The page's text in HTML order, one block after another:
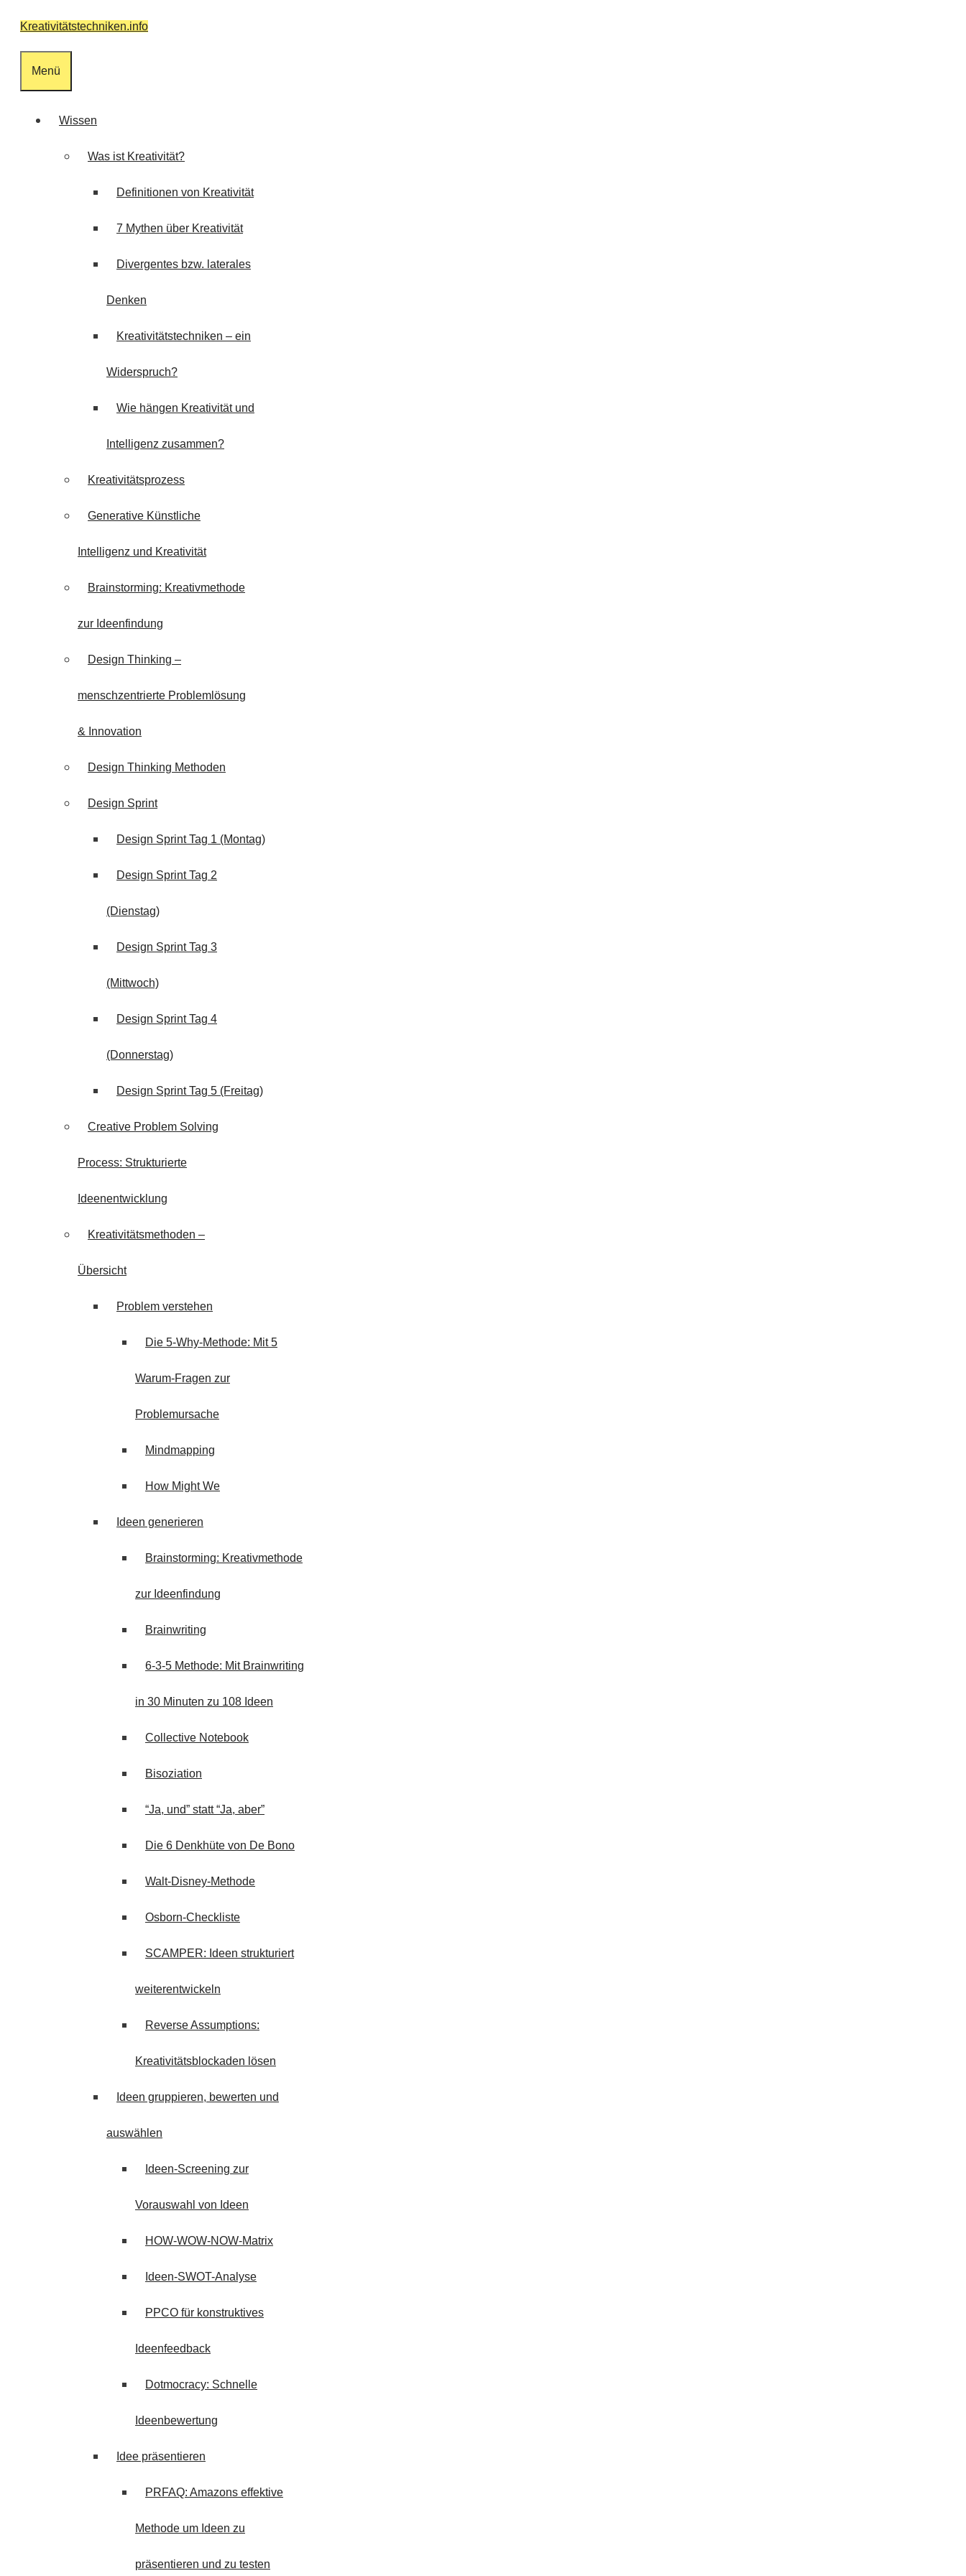
ZumKreativitätstechniken.info
Menü
Wissen
Was ist Kreativität?
Definitionen von Kreativität
7 Mythen über Kreativität
Divergentes bzw. laterales
Denken
Kreativitätstechniken – ein
Widerspruch?
Wie hängen Kreativität und
Intelligenz zusammen?
Kreativitätsprozess
Generative Künstliche
Intelligenz und Kreativität
Brainstorming: Kreativmethode
zur Ideenfindung
Design Thinking –
menschzentrierte Problemlösung
& Innovation
Design Thinking Methoden
Design Sprint
Design Sprint Tag 1 (Montag)
Design Sprint Tag 2
(Dienstag)
Design Sprint Tag 3
(Mittwoch)
Design Sprint Tag 4
(Donnerstag)
Design Sprint Tag 5 (Freitag)
Creative Problem Solving
Process: Strukturierte
Ideenentwicklung
Kreativitätsmethoden –
Übersicht
Problem verstehen
Die 5-Why-Methode: Mit 5
Warum-Fragen zur
Problemursache
Mindmapping
How Might We
Ideen generieren
Brainstorming: Kreativmethode
zur Ideenfindung
Brainwriting
6-3-5 Methode: Mit Brainwriting
in 30 Minuten zu 108 Ideen
Collective Notebook
Bisoziation
“Ja, und” statt “Ja, aber”
Die 6 Denkhüte von De Bono
Walt-Disney-Methode
Osborn-Checkliste
SCAMPER: Ideen strukturiert
weiterentwickeln
Reverse Assumptions:
Kreativitätsblockaden lösen
Ideen gruppieren, bewerten und
auswählen
Ideen-Screening zur
Vorauswahl von Ideen
HOW-WOW-NOW-Matrix
Ideen-SWOT-Analyse
PPCO für konstruktives
Ideenfeedback
Dotmocracy: Schnelle
Ideenbewertung
Idee präsentieren
PRFAQ: Amazons effektive
Methode um Ideen zu
präsentieren und zu testen